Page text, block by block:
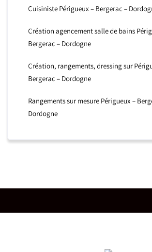
Cuisiniste Périgueux – Bergerac –
Création agencement salle de bains
Bergerac – Dordogne
Création, rangements, dressing sur
Bergerac – Dordogne
Rangements sur mesure Périgueux –
Dordogne